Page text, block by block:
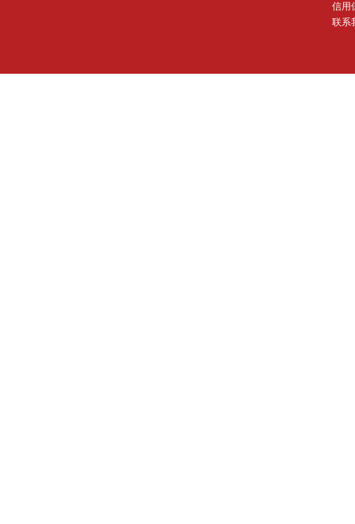
信用
联系